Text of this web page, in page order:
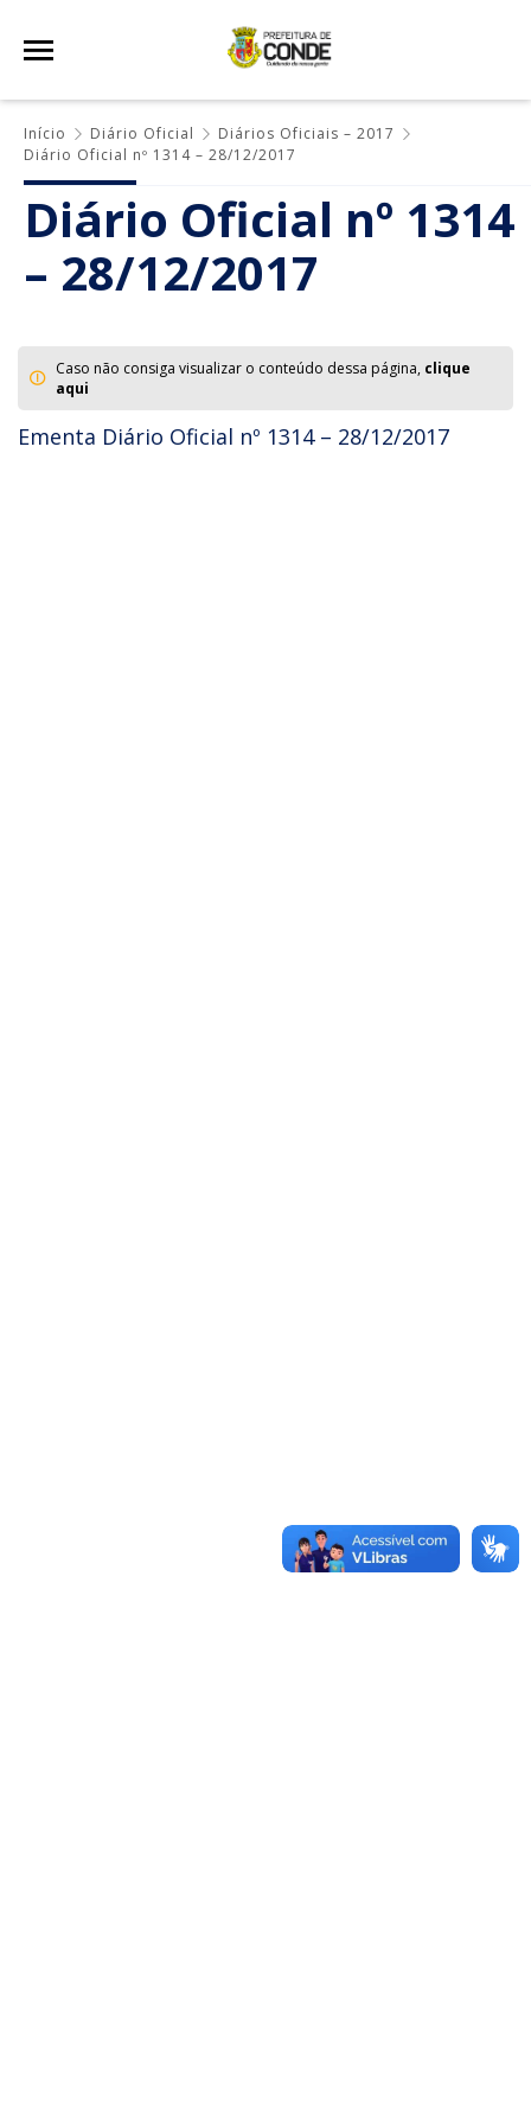
Início Diário Oficial
Diários Oficiais – 2017
Diário Oficial nº 1314 – 28/12/2017
Diário Oficial nº 1314
– 28/12/2017
Caso não consiga visualizar o conteúdo dessa página, clique
aqui
Ementa Diário Oficial nº 1314 – 28/12/2017